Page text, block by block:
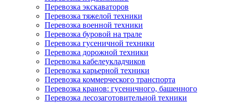
Перевозка экскаваторов
Перевозка тяжелой техники
Перевозка военной техники
Перевозка буровой на трале
Перевозка гусеничной техники
Перевозка дорожной техники
Перевозка кабелеукладчиков
Перевозка карьерной техники
Перевозка коммерческого транспорта
Перевозка кранов: гусеничного, башенного
Перевозка лесозаготовительной техники